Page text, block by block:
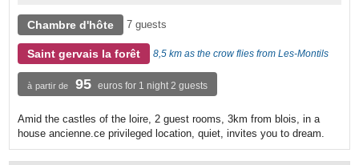
Chambre d'hôte 7 guests
Saint gervais la forêt 8,5 km as the crow flies from Les-Montils
à partir de 95 euros for 1 night 2 guests
Amid the castles of the loire, 2 guest rooms, 3km from blois, in a
house ancienne.ce privileged location, quiet, invites you to dream.